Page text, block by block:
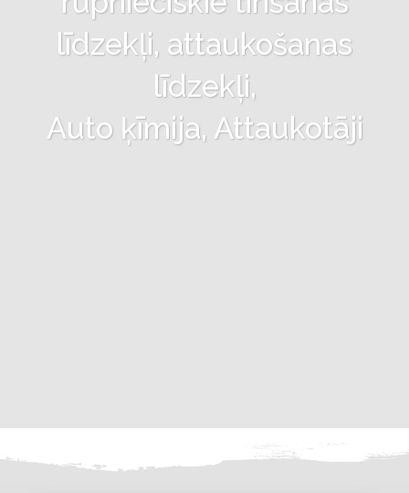
līdzekļi, attaukošanas
līdzekļi,
Auto ķīmija, Attaukotāji